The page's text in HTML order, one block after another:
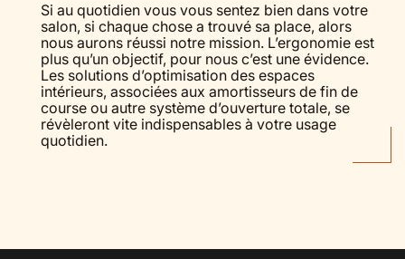
Si au quotidien vous vous sentez bien dans votre
salon, si chaque chose a trouvé sa place, alors
nous aurons réussi notre mission. L’ergonomie est
plus qu’un objectif, pour nous c’est une évidence.
Les solutions d’optimisation des espaces
intérieurs, associées aux amortisseurs de fin de
course ou autre système d’ouverture totale, se
révèleront vite indispensables à votre usage
quotidien.